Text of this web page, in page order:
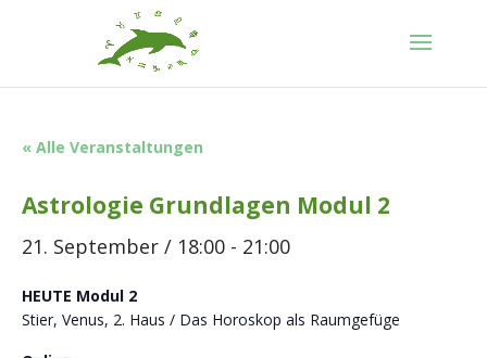
« Alle Veranstaltungen
Astrologie Grundlagen Modul 2
21. September / 18:00 - 21:00
HEUTE Modul 2
Stier, Venus, 2. Haus / Das Horoskop als Raumgefüge